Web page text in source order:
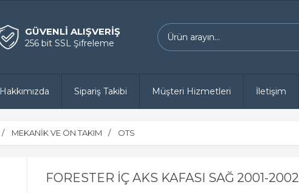
GÜVENLİ ALIŞVERİŞ
256 bit SSL Şifreleme
Hakkımızda Sipariş Takibi Müşteri Hizmetleri İletişim
MEKANİK VE ÖN TAKIM OTS
FORESTER İÇ AKS KAFASI SAĞ 2001-2002